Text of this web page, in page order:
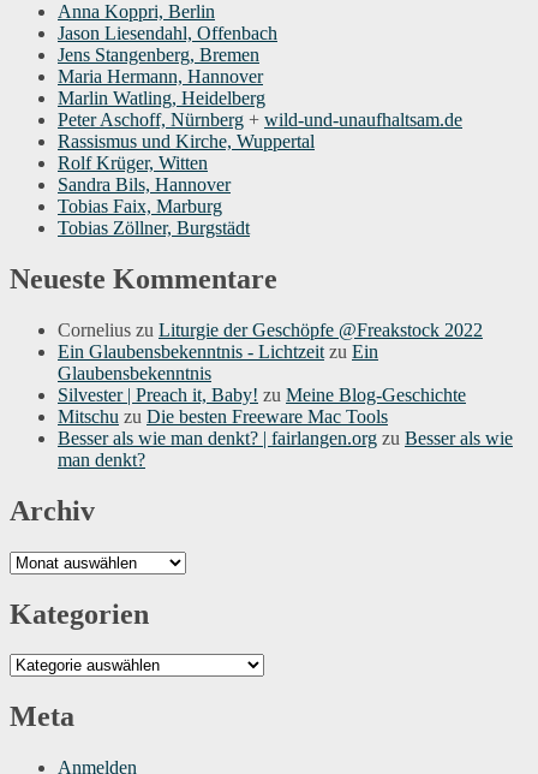
Anna Koppri, Berlin
Jason Liesendahl, Offenbach
Jens Stangenberg, Bremen
Maria Hermann, Hannover
Marlin Watling, Heidelberg
Peter Aschoff, Nürnberg + wild-und-unaufhaltsam.de
Rassismus und Kirche, Wuppertal
Rolf Krüger, Witten
Sandra Bils, Hannover
Tobias Faix, Marburg
Tobias Zöllner, Burgstädt
Neueste Kommentare
Cornelius zu Liturgie der Geschöpfe @Freakstock 2022
Ein Glaubensbekenntnis - Lichtzeit zu Ein
Glaubensbekenntnis
Silvester | Preach it, Baby! zu Meine Blog-Geschichte
Mitschu zu Die besten Freeware Mac Tools
Besser als wie man denkt? | fairlangen.org zu Besser als wie
man denkt?
Archiv
Archiv
Kategorien
Kategorien
Meta
Anmelden